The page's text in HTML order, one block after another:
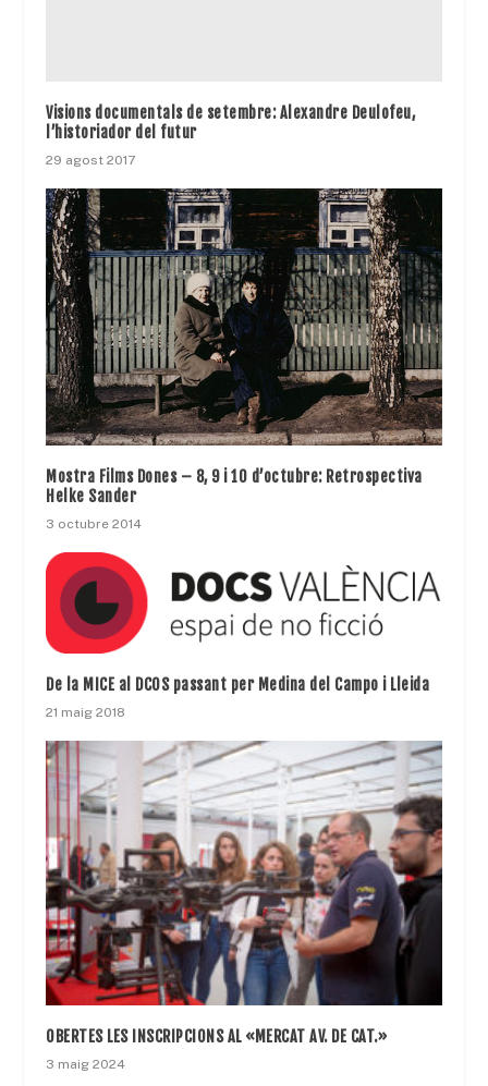
Visions documentals de setembre: Alexandre Deulofeu,
l’historiador del futur
29 agost 2017
Mostra Films Dones – 8, 9 i 10 d’octubre: Retrospectiva
Helke Sander
3 octubre 2014
De la MICE al DCOS passant per Medina del Campo i Lleida
21 maig 2018
OBERTES LES INSCRIPCIONS AL «MERCAT AV. DE CAT.»
3 maig 2024